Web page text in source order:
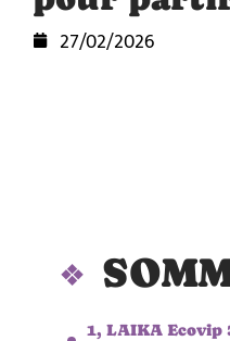
27/02/2026
1, LAIKA Ecovip